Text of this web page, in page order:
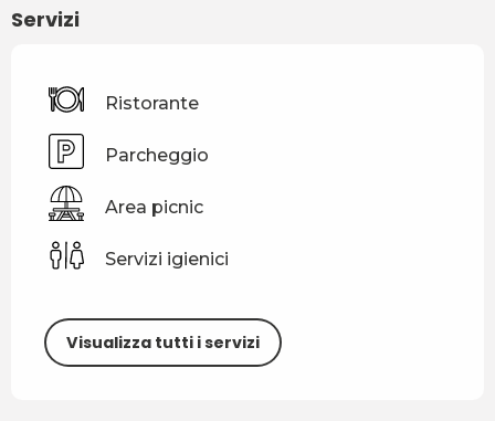
Servizi
Ristorante
Parcheggio
Area picnic
Servizi igienici
Visualizza tutti i servizi